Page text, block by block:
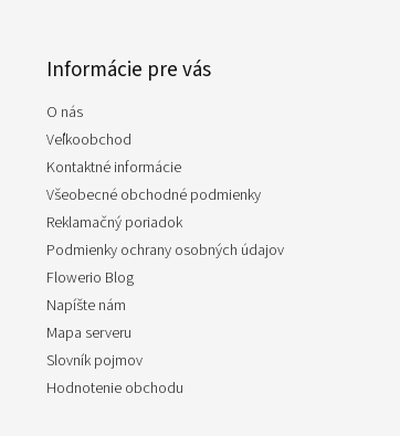
Informácie pre vás
O nás
Veľkoobchod
Kontaktné informácie
Všeobecné obchodné podmienky
Reklamačný poriadok
Podmienky ochrany osobných údajov
Flowerio Blog
Napíšte nám
Mapa serveru
Slovník pojmov
Hodnotenie obchodu